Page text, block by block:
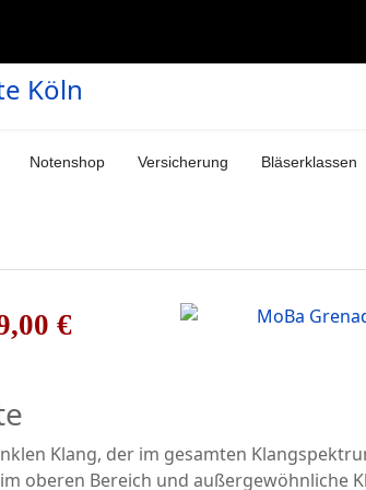
Notenshop Versicherung Bläserklassen
€
Klang, der im gesamten
oberen Bereich und außergewöhnliche